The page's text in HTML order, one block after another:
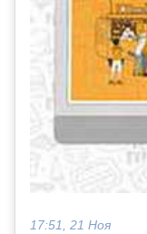
17:51, 21 Ноя